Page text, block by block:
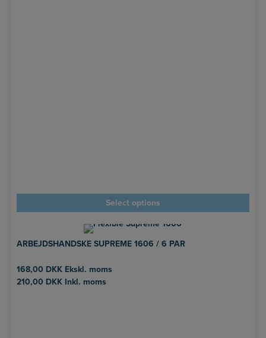
Select options
ARBEJDSHANDSKE SUPREME 1606 / 6 PAR
168,00 DKKEkskl. moms
210,00 DKKInkl. moms